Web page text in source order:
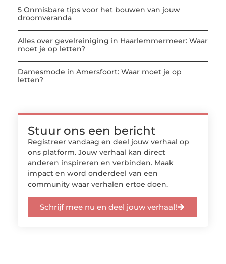
5 Onmisbare tips voor het bouwen van jouw
droomveranda
Alles over gevelreiniging in Haarlemmermeer: Waar
moet je op letten?
Damesmode in Amersfoort: Waar moet je op
letten?
Stuur ons een bericht
Registreer vandaag en deel jouw verhaal op
ons platform. Jouw verhaal kan direct
anderen inspireren en verbinden. Maak
impact en word onderdeel van een
community waar verhalen ertoe doen.
Schrijf mee nu en deel jouw verhaal!